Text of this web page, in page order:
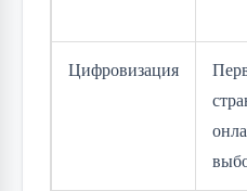
Цифровизация